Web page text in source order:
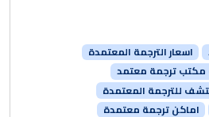
اسعار الترجمة المعتمدة
مكتب ترجمة معتمد
للترجمة المعتمدة
اماكن ترجمة معتمدة